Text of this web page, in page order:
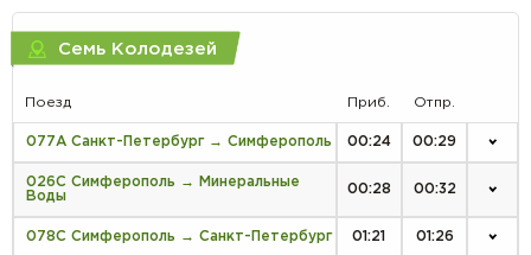
Семь Колодезей
Поезд Приб. Отпр.
077А Санкт-Петербург → Симферополь 00:24 00:29
026С Симферополь → Минеральные
Воды
00:28 00:32
078С Симферополь → Санкт-Петербург 01:21 01:26